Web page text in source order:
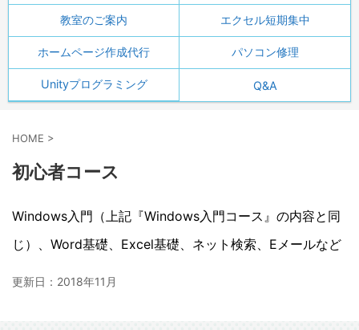
教室のご案内 エクセル短期集中
ホームページ作成代行 パソコン修理
Unityプログラミング Q&A
HOME >
初心者コース
Windows入門（上記『Windows入門コース』の内容と同
じ）、Word基礎、Excel基礎、ネット検索、Eメールなど
更新日： 2018年11月